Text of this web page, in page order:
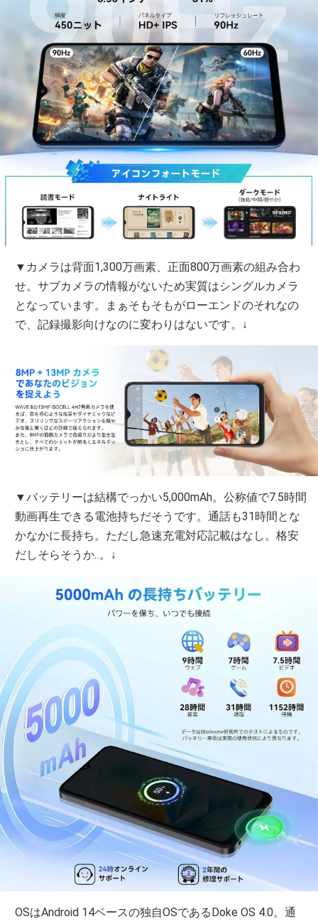
▼カメラは背面1,300万画素、正面800万画素の組み合わ
せ。サブカメラの情報がないため実質はシングルカメラ
となっています。まぁそもそもがローエンドのそれなの
で、記録撮影向けなのに変わりはないです。↓
▼バッテリーは結構でっかい5,000mAh。公称値で7.5時間
動画再生できる電池持ちだそうです。通話も31時間とな
かなかに長持ち。ただし急速充電対応記載はなし。格安
だしそらそうか‥。↓
OSはAndroid 14ベースの独自OSであるDoke OS 4.0。通